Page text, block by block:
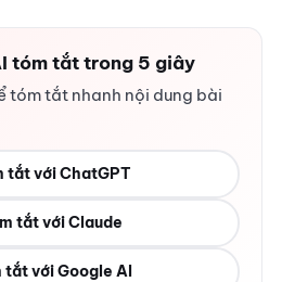
tóm tắt trong 5 giây
tóm tắt nhanh nội dung bài
tắt với ChatGPT
tắt với Claude
tắt với Google AI